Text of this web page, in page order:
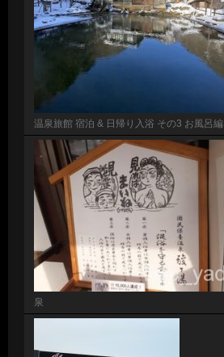
温泉旅館 宿泊 & 日帰り入浴 その3 お風呂編
泉